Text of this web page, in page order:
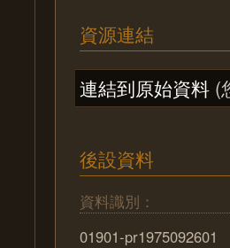
資源連結
連結到原始資料 (
後設資料
資料識別：
01901-pr1975092601